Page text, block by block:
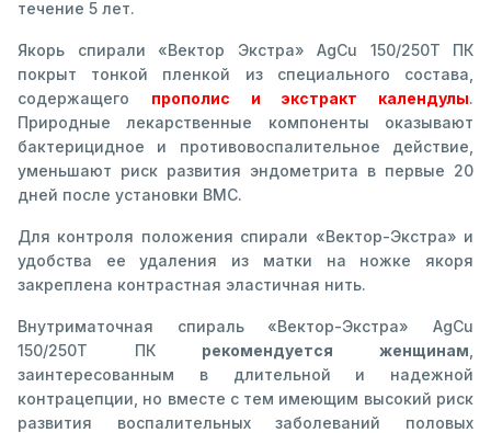
течение 5 лет.
Якорь спирали «Вектор Экстра» AgCu 150/250Т ПК
покрыт тонкой пленкой из специального состава,
содержащего прополис и экстракт календулы.
Природные лекарственные компоненты оказывают
бактерицидное и противовоспалительное действие,
уменьшают риск развития эндометрита в первые 20
дней после установки ВМС.
Для контроля положения спирали «Вектор-Экстра» и
удобства ее удаления из матки на ножке якоря
закреплена контрастная эластичная нить.
Внутриматочная спираль «Вектор-Экстра» AgCu
150/250Т ПК рекомендуется женщинам
заинтересованным в длительной и надежной
контрацепции, но вместе с тем имеющим высокий риск
развития воспалительных заболеваний половых